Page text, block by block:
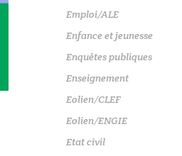
Emploi/ALE
Enfance et jeunesse
Enquêtes publiques
Enseignement
Eolien/CLEF
Eolien/ENGIE
Etat civil